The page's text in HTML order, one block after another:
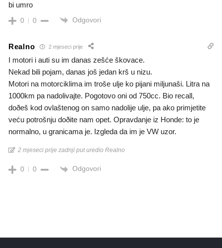
bi umro
0 0 Odgovori
Realno 2 mjeseci prije
I motori i auti su im danas zešće škovace.
Nekad bili pojam, danas još jedan krš u nizu.
Motori na motorciklima im troše ulje ko pijani miljunaši. Litra na
1000km pa nadolivajte. Pogotovo oni od 750cc. Bio recall,
doðeš kod ovlaštenog on samo nadolije ulje, pa ako primjetite
veću potrošnju doðite nam opet. Opravdanje iz Honde: to je
normalno, u granicama je. Izgleda da im je VW uzor.
2 mjeseci prije zadnji put uredio Realno
0 0 Odgovori